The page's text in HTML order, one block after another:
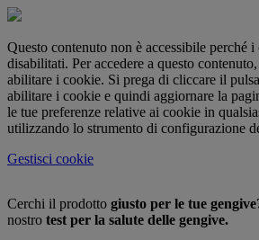
Questo contenuto non è accessibile perché
disabilitati. Per accedere a questo
abilitare i cookie. Si prega di cliccare il
abilitare i cookie e quindi aggiornare la
le tue preferenze relative ai cookie in
utilizzando lo strumento di configurazione
Gestisci cookie
Cerchi il prodotto giusto per le tue
nostro test per la salute delle gengive.